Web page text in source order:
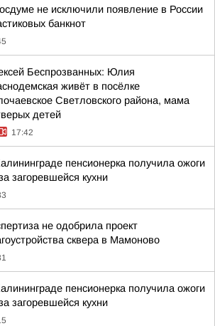
не исключили появление в России
банкнот
Беспрозванных: Юлия
живёт в посёлке
Светловского района, мама
детей
17:42
пенсионерка получила ожоги
загоревшейся кухни
не одобрила проект
сквера в Мамоново
пенсионерка получила ожоги
загоревшейся кухни